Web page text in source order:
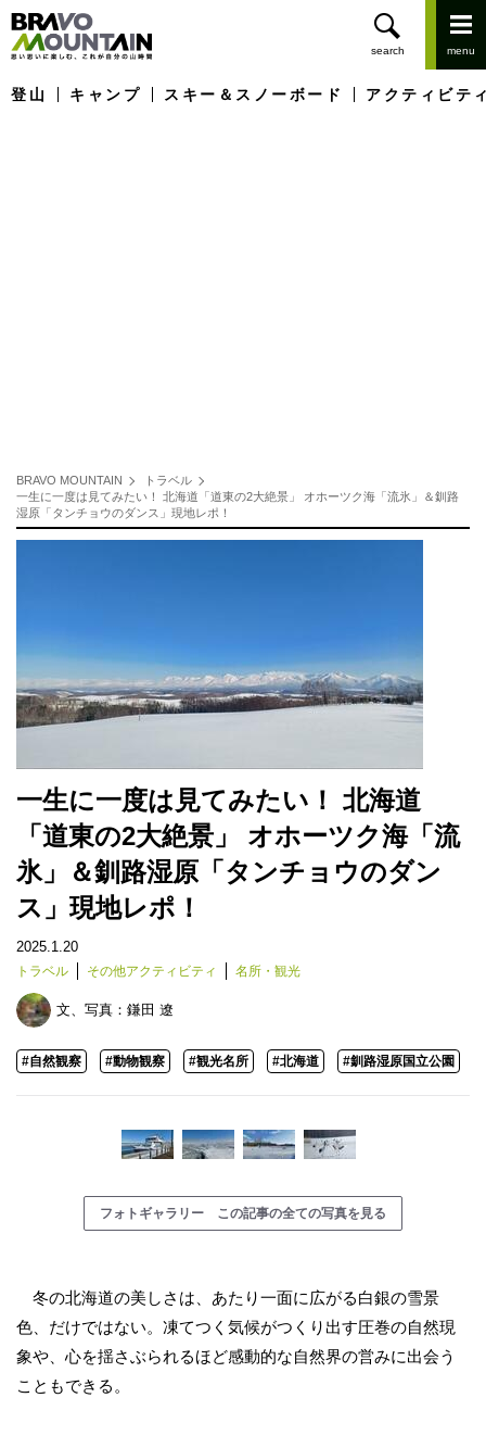
登山 キャンプ スキー＆スノーボード アクティビテ
BRAVO MOUNTAIN
トラベル
一生に一度は見てみたい！ 北海道「道東の2大絶景」 オホーツク海「流氷」＆釧路
湿原「タンチョウのダンス」現地レポ！
一生に一度は見てみたい！ 北海道
「道東の2大絶景」 オホーツク海「流
氷」＆釧路湿原「タンチョウのダン
ス」現地レポ！
2025.1.20
トラベル その他アクティビティ 名所・観光
文、写真： 鎌田 遼
#自然観察 #動物観察 #観光名所 #北海道 #釧路湿原国立公園
フォトギャラリー この記事の全ての写真を見る
冬の北海道の美しさは、あたり一面に広がる白銀の雪景
色、だけではない。凍てつく気候がつくり出す圧巻の自然現
象や、心を揺さぶられるほど感動的な自然界の営みに出会う
こともできる。